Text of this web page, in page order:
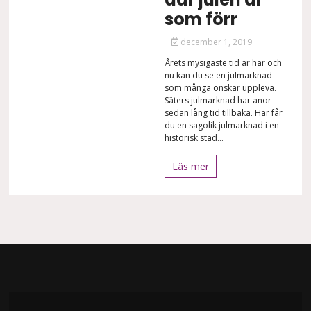
som förr
december 1, 2019
Årets mysigaste tid är här och
nu kan du se en julmarknad
som många önskar uppleva.
Säters julmarknad har anor
sedan lång tid tillbaka. Här får
du en sagolik julmarknad i en
historisk stad...
Läs mer